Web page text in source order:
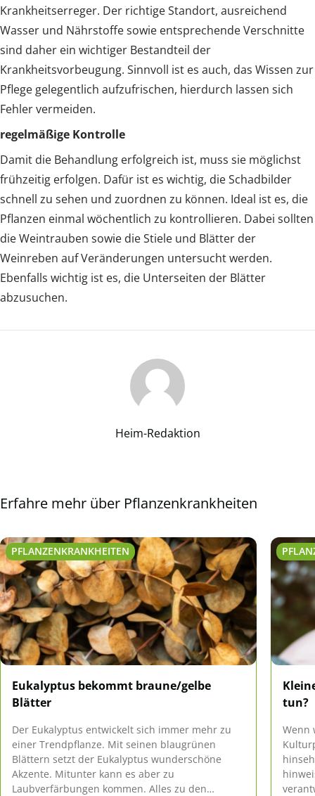
Krankheitserreger. Der richtige Standort, ausreichend
Wasser und Nährstoffe sowie entsprechende Verschnitte
sind daher ein wichtiger Bestandteil der
Krankheitsvorbeugung. Sinnvoll ist es auch, das Wissen zur
Pflege gelegentlich aufzufrischen, hierdurch lassen sich
Fehler vermeiden.
regelmäßige Kontrolle
Damit die Behandlung erfolgreich ist, muss sie möglichst
frühzeitig erfolgen. Dafür ist es wichtig, die Schadbilder
schnell zu sehen und zuordnen zu können. Ideal ist es, die
Pflanzen einmal wöchentlich zu kontrollieren. Dabei sollten
die Weintrauben sowie die Stiele und Blätter der
Weinreben auf Veränderungen untersucht werden.
Ebenfalls wichtig ist es, die Unterseiten der Blätter
abzusuchen.
Heim-Redaktion
Erfahre mehr über Pflanzenkrankheiten
PFLANZENKRANKHEITEN
Eukalyptus bekommt braune/gelbe
Blätter
Der Eukalyptus entwickelt sich immer mehr zu
einer Trendpflanze. Mit seinen blaugrünen
Blättern setzt der Eukalyptus wunderschöne
Akzente. Mitunter kann es aber zu
Laubverfärbungen kommen. Alles zu den
tun?
Wenn